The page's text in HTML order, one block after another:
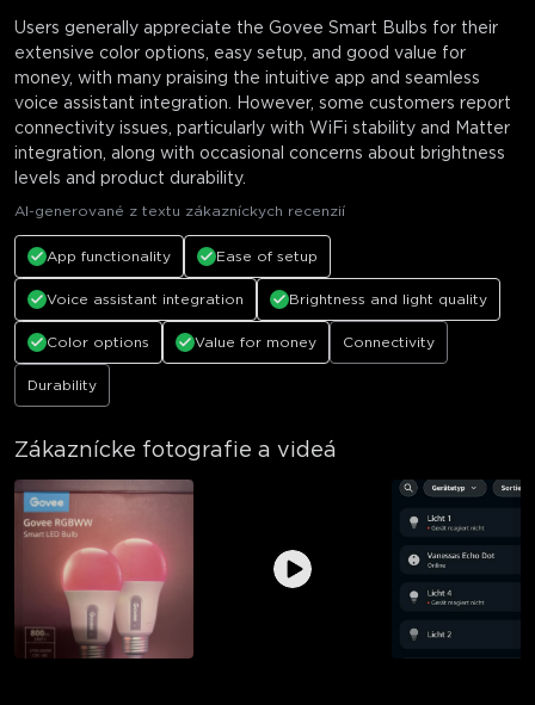
Users generally appreciate the Govee Smart Bulbs for their
extensive color options, easy setup, and good value for
money, with many praising the intuitive app and seamless
voice assistant integration. However, some customers report
connectivity issues, particularly with WiFi stability and Matter
integration, along with occasional concerns about brightness
levels and product durability.
AI-generované z textu zákazníckych recenzií
App functionality Ease of setup
Voice assistant integration Brightness and light quality
Color options Value for money Connectivity
Durability
Zákaznícke fotografie a videá